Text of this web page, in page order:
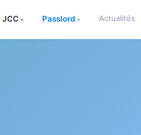
JCC ▾ Passlord ▾ Actualités